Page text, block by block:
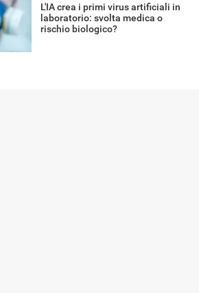
L'IA crea i primi virus artificiali in
laboratorio: svolta medica o
rischio biologico?